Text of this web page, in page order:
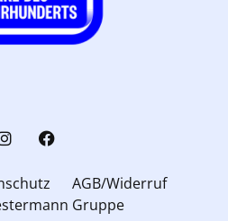
AGB/Widerruf
Gruppe